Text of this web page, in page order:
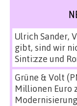
Ulrich Sander,
gibt, sind wir
Sinti:zze und
Grüne & Volt
Millionen Euro
Modernisierung